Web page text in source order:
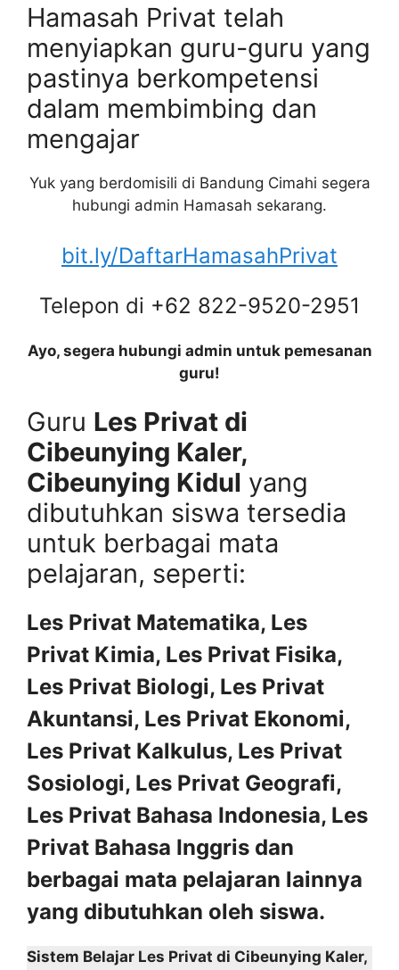
Hamasah Privat telah
menyiapkan guru-guru yang
pastinya berkompetensi
dalam membimbing dan
mengajar
Yuk yang berdomisili di Bandung Cimahi segera
hubungi admin Hamasah sekarang.
bit.ly/DaftarHamasahPrivat
Telepon di +62 822-9520-2951
Ayo, segera hubungi admin untuk pemesanan
guru!
Guru Les Privat di
Cibeunying Kaler,
Cibeunying Kidul yang
dibutuhkan siswa tersedia
untuk berbagai mata
pelajaran, seperti:
Les Privat Matematika, Les
Privat Kimia, Les Privat Fisika,
Les Privat Biologi, Les Privat
Akuntansi, Les Privat Ekonomi,
Les Privat Kalkulus, Les Privat
Sosiologi, Les Privat Geografi,
Les Privat Bahasa Indonesia, Les
Privat Bahasa Inggris dan
berbagai mata pelajaran lainnya
yang dibutuhkan oleh siswa.
Sistem Belajar Les Privat di Cibeunying Kaler,